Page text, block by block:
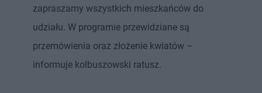
zapraszamy wszystkich mieszkańców do
udziału. W programie przewidziane są
przemówienia oraz złożenie kwiatów –
informuje kolbuszowski ratusz.